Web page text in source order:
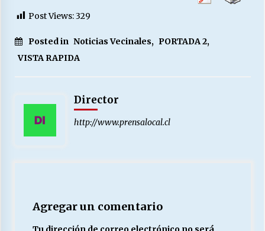
S.O.S. a los ricos, Save Our Souls (Salvar
Nuestras Almas)
30/04/2026
Chile y sus segmentos de la riqueza
Post Views:329
Posted in Noticias Vecinales, PORTADA 2,
VISTA RAPIDA
Director
http://www.prensalocal.cl
Agregar un comentario